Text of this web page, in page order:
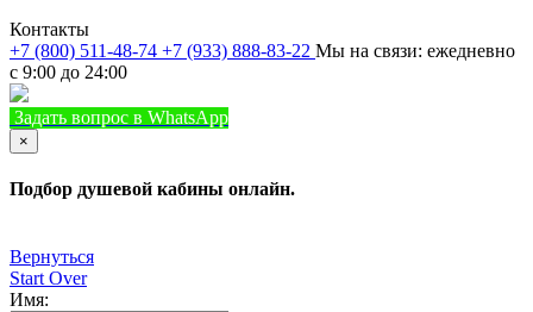
Контакты
+7 (800) 511-48-74 +7 (933) 888-83-22 Мы на связи: ежедневно
с 9:00 до 24:00
Задать вопрос в WhatsApp
×
Подбор душевой кабины онлайн.
Вернуться
Start Over
Имя: